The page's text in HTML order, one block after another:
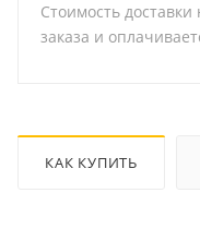
Стоимость
заказа и
КАК КУПИТЬ